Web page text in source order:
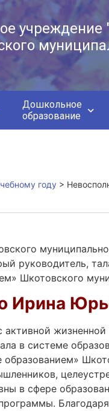
учреждение
Дошкольное
образование
году >
руководитель,
Шкотовского
Ирина
в системе
в сфере